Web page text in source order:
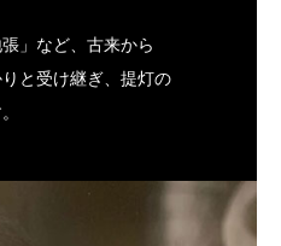
」など、古来から
と受け継ぎ、提灯の